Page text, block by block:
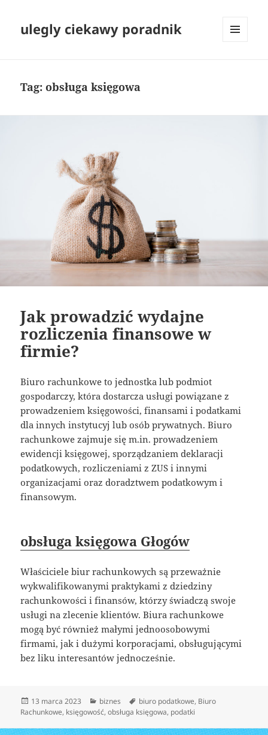
ulegly ciekawy poradnik
Tag:obsługa księgowa
Jak prowadzić wydajne
rozliczenia finansowe w
firmie?
Biuro rachunkowe to jednostka lub podmiot
gospodarczy, która dostarcza usługi powiązane z
prowadzeniem księgowości, finansami i podatkami
dla innych instytucyj lub osób prywatnych. Biuro
rachunkowe zajmuje się m.in. prowadzeniem
ewidencji księgowej, sporządzaniem deklaracji
podatkowych, rozliczeniami z ZUS i innymi
organizacjami oraz doradztwem podatkowym i
finansowym.
obsługa księgowa Głogów
Właściciele biur rachunkowych są przeważnie
wykwalifikowanymi praktykami z dziedziny
rachunkowości i finansów, którzy świadczą swoje
usługi na zlecenie klientów. Biura rachunkowe
mogą być również małymi jednoosobowymi
firmami, jak i dużymi korporacjami, obsługującymi
bez liku interesantów jednocześnie.
Data
publikacji
13 marca 2023 Kategorie
biznes Tagi
biuro podatkowe, Biuro
Rachunkowe, księgowość,obsługa księgowa, podatki